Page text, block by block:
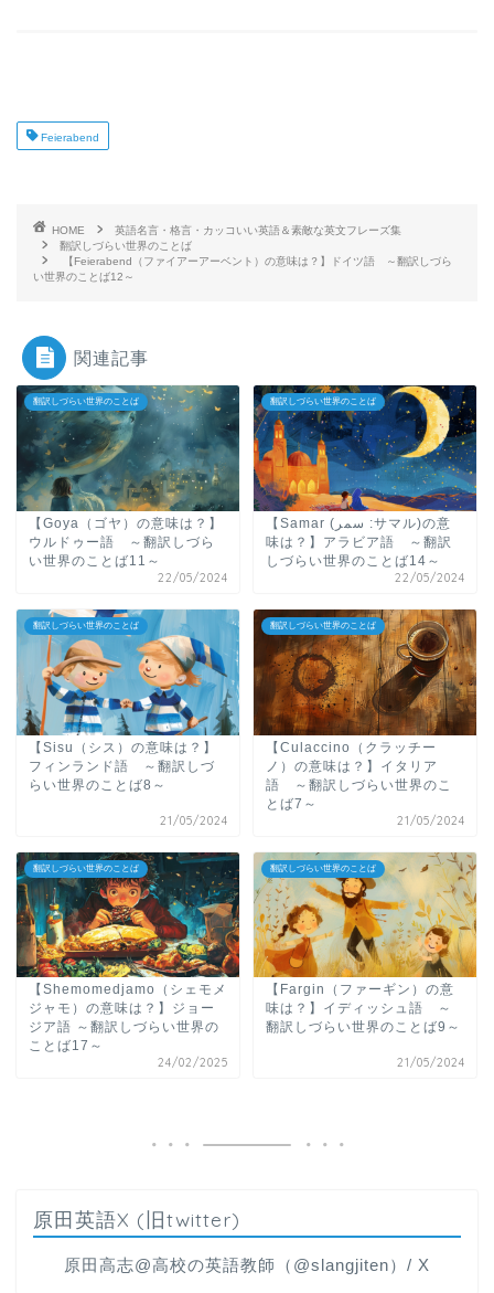
Feierabend
HOME
英語名言・格言・カッコいい英語＆素敵な英文フレーズ集
翻訳しづらい世界のことば
【Feierabend（ファイアーアーベント）の意味は？】ドイツ語 ～翻訳しづら
い世界のことば12～
関連記事
翻訳しづらい世界のことば
【Goya（ゴヤ）の意味は？】
ウルドゥー語 ～翻訳しづら
い世界のことば11～
22/05/2024
翻訳しづらい世界のことば
【Samar (سمر :サマル)の意
味は？】アラビア語 ～翻訳
しづらい世界のことば14～
22/05/2024
翻訳しづらい世界のことば
【Sisu（シス）の意味は？】
フィンランド語 ～翻訳しづ
らい世界のことば8～
21/05/2024
翻訳しづらい世界のことば
【Culaccino（クラッチー
ノ）の意味は？】イタリア
語 ～翻訳しづらい世界のこ
とば7～
21/05/2024
翻訳しづらい世界のことば
【Shemomedjamo（シェモメ
ジャモ）の意味は？】ジョー
ジア語 ～翻訳しづらい世界の
ことば17～
24/02/2025
翻訳しづらい世界のことば
【Fargin（ファーギン）の意
味は？】イディッシュ語 ～
翻訳しづらい世界のことば9～
21/05/2024
原田英語X (旧twitter)
原田高志@高校の英語教師（@slangjiten）/ X